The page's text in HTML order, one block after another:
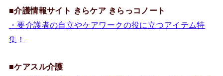
■介護情報サイト きらケア きらっコノート
・要介護者の自立やケアワークの役に立つアイテム特
集！
■ケアスル介護